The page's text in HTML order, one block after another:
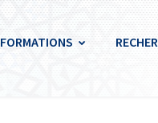
FORMATIONS